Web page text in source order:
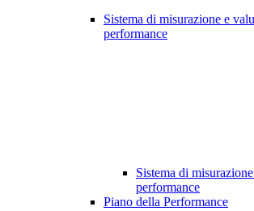
Sistema di misurazione e
performance
Sistema di
performance
Piano della Performance